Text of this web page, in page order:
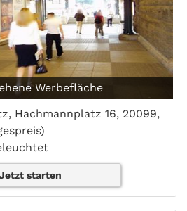
Werbefläche
Hachmannplatz 16, 20099,
starten